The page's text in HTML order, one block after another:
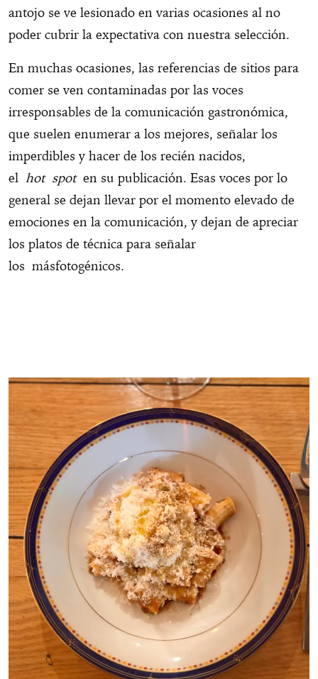
antojo se ve lesionado en varias ocasiones al no
poder cubrir la expectativa con nuestra selección.
En muchas ocasiones, las referencias de sitios para
comer se ven contaminadas por las voces
irresponsables de la comunicación gastronómica,
que suelen enumerar a los mejores, señalar los
imperdibles y hacer de los recién nacidos,
el hot spot en su publicación. Esas voces por lo
general se dejan llevar por el momento elevado de
emociones en la comunicación, y dejan de apreciar
los platos de técnica para señalar
los másfotogénicos.